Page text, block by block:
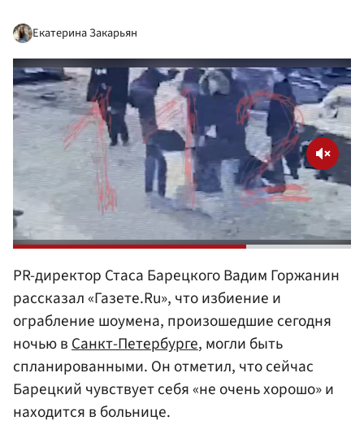
Екатерина Закарьян
PR-директор Стаса Барецкого Вадим Горжанин
рассказал «Газете.Ru», что избиение и
ограбление шоумена, произошедшие сегодня
ночью вСанкт-Петербурге, могли быть
спланированными. Он отметил, что сейчас
Барецкий чувствует себя «не очень хорошо» и
находится в больнице.